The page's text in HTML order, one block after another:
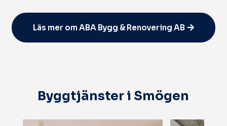
Läs mer om ABA Bygg & Renovering AB
Byggtjänster i Smögen